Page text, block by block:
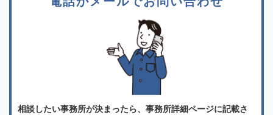
相談したい事務所が決まったら、事務所詳細ページに記載さ